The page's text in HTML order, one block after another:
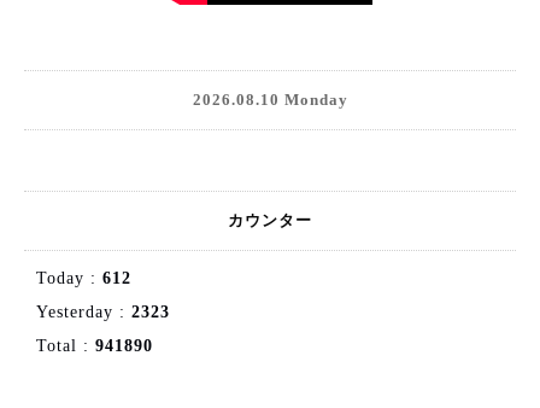
2026.08.10 Monday
カウンター
Today : 612
Yesterday : 2323
Total : 941890